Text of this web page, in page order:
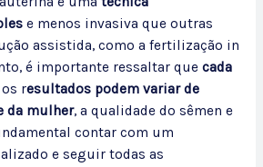
e menos invasiva que outras
assistida, como a fertilização in
é importante ressaltar que cada
resultados podem variar de
da mulher, a qualidade do sêmen e
contar com um
e seguir todas as